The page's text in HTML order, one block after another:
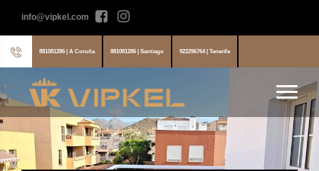
info@vipkel.com
881081286 | A Coruña 881081286 | Santiago 922296764 | Tenerife